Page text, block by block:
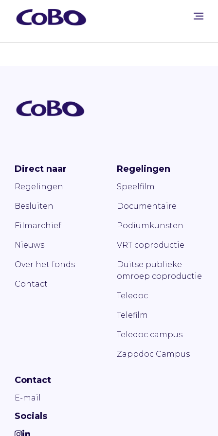
Direct naar
Regelingen
Besluiten
Filmarchief
Nieuws
Over het fonds
Contact
Regelingen
Speelfilm
Documentaire
Podiumkunsten
VRT coproductie
Duitse publieke
omroep coproductie
Teledoc
Telefilm
Teledoc campus
Zappdoc Campus
Contact
E-mail
Socials